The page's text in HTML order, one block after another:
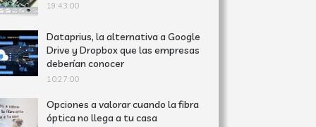
19:43:00
Dataprius, la alternativa a Google
Drive y Dropbox que las empresas
deberían conocer
10:27:00
Opciones a valorar cuando la fibra
óptica no llega a tu casa